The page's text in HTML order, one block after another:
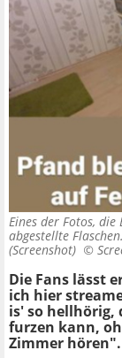
Eines der Fotos, die
abgestellte
(Screenshot) ©
Die Fans lässt
ich hier
is' so hellhörig,
furzen kann,
Zimmer hören".